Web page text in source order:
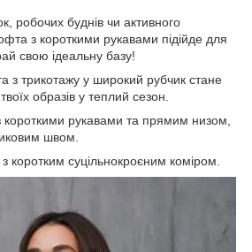
робочих буднів чи активного
з короткими рукавами підійде для
свою ідеальну базу!
з трикотажу у широкий рубчик стане
образів у теплий сезон.
короткими рукавами та прямим низом,
швом.
коротким суцільнокроєним коміром.